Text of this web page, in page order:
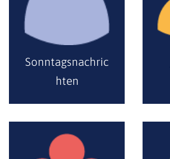
Sonntagsnachric
hten